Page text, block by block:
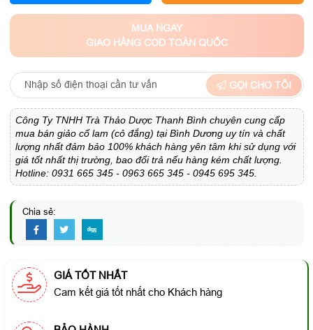
MUA NGAY
GIAO HÀNG COD TOÀN QUỐC
GỌI CHO TÔI
Công Ty TNHH Trà Thảo Dược Thanh Bình chuyên cung cấp
mua bán giảo cổ lam (cỏ đắng) tại Bình Dương uy tín và chất
lượng nhất đảm bảo 100% khách hàng yên tâm khi sử dụng với
giá tốt nhất thị trường, bao đổi trả nếu hàng kém chất lượng.
Hotline: 0931 665 345 - 0963 665 345 - 0945 695 345.
Chia sẻ:
GIÁ TỐT NHẤT
Cam kết giá tốt nhất cho Khách hàng